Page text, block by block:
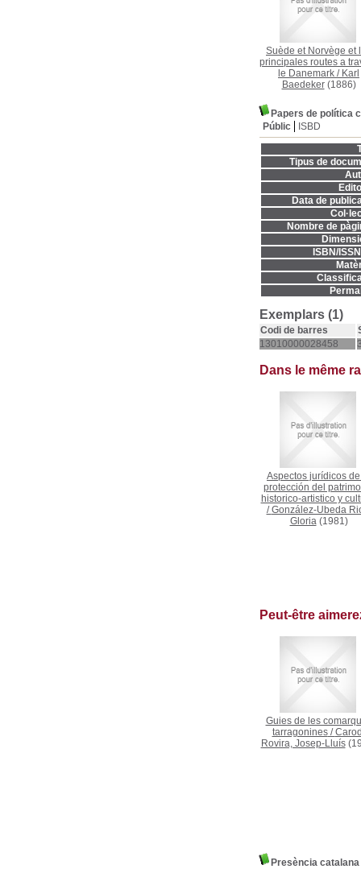
Suède et Norvège et
principales routes a
le Danemark / Karl
Baedeker(1886)
Papers de política
Públic
ISBD
Tipus de
Data de
Nombre de
ISBN/
Exemplars (1)
Codi de barres
13010000028458
Dans le même
Aspectos jurídicos
protección del
historico-artistico y
/González-Ubeda
Gloria(1981)
Peut-être
Guies de les
tarragonines/
Rovira, Josep-Lluís
Presència